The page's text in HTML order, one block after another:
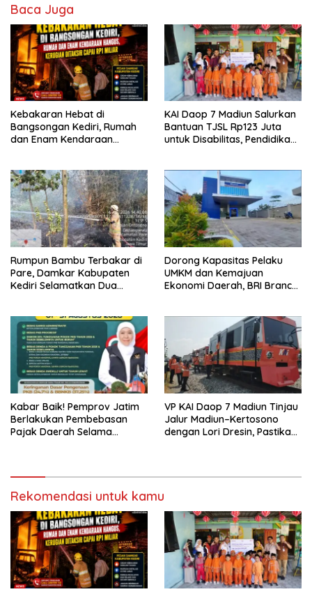
Baca Juga
Kebakaran Hebat di
Bangsongan Kediri, Rumah
dan Enam Kendaraan
KAI Daop 7 Madiun Salurkan
Bantuan TJSL Rp123 Juta
untuk Disabilitas, Pendidikan,
Rumpun Bambu Terbakar di
Pare, Damkar Kabupaten
Kediri Selamatkan Dua
Dorong Kapasitas Pelaku
UMKM dan Kemajuan
Ekonomi Daerah, BRI Branch
Kabar Baik! Pemprov Jatim
Berlakukan Pembebasan
Pajak Daerah Selama
VP KAI Daop 7 Madiun Tinjau
Jalur Madiun–Kertosono
dengan Lori Dresin, Pastikan
Rekomendasi untuk kamu